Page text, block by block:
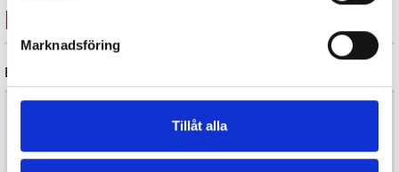
Marknadsföring
Tillåt alla
Hörnstolpe med konsol
Extra hörnstolpe med beslag.